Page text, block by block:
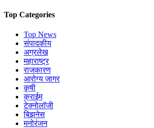
Top Categories
Top News
संपादकीय
अग्रलेख
महाराष्ट्र
राजकारण
आरोग्य जागर
कृषी
क्राईम
टेक्नोलॉजी
बिझनेस
मनोरंजन